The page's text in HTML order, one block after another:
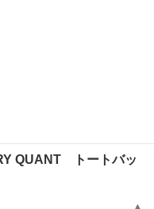
QUANT トートバッ